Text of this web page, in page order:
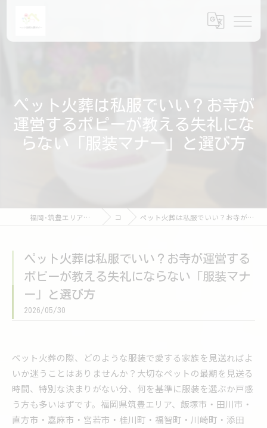
ペット火葬は私服でいい？お寺が
運営するポピーが教える失礼にな
らない「服装マナー」と選び方
福岡･筑豊エリアのペット火葬ならペット訪問火葬ポピー コラム ペット火葬は私服でいい？お寺が運営するポピーが教える失礼にならない「服装マナー」と選び方
ペット火葬は私服でいい？お寺が運営する
ポピーが教える失礼にならない「服装マナ
ー」と選び方
2026/05/30
ペット火葬の際、どのような服装で愛する家族を見送ればよ
いか迷うことはありませんか？大切なペットの最期を見送る
時間、特別な決まりがない分、何を基準に服装を選ぶか戸惑
う方も多いはずです。福岡県筑豊エリア、飯塚市・田川市・
直方市・嘉麻市・宮若市・桂川町・福智町・川崎町・添田